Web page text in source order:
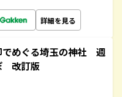
詳細を見る
めぐる埼玉の神社 週
改訂版